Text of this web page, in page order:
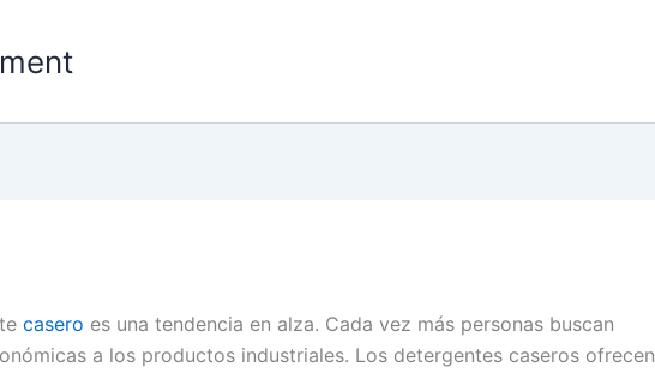
casero es una tendencia en alza. Cada vez más personas buscan
a los productos industriales. Los detergentes caseros ofrecen